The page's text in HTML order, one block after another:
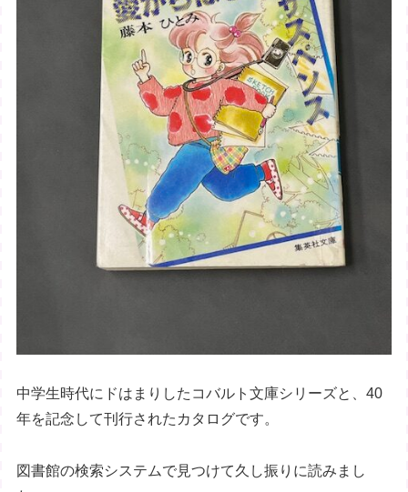
中学生時代にドはまりしたコバルト文庫シリーズと、40
年を記念して刊行されたカタログです。
図書館の検索システムで見つけて久し振りに読みまし